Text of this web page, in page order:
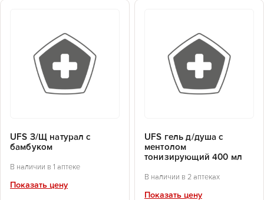
UFS З/Щ натурал с
бамбуком
В наличии в 1 аптеке
Показать цену
UFS гель д/душа с
ментолом
тонизирующий 400 мл
В наличии в 2 аптеках
Показать цену